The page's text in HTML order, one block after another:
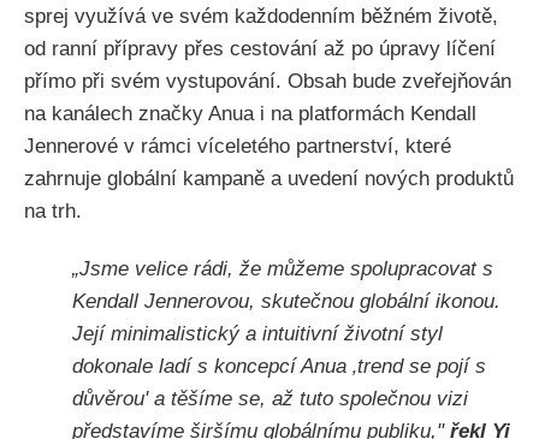
sprej využívá ve svém každodenním běžném životě,
od ranní přípravy přes cestování až po úpravy líčení
přímo při svém vystupování. Obsah bude zveřejňován
na kanálech značky Anua i na platformách Kendall
Jennerové v rámci víceletého partnerství, které
zahrnuje globální kampaně a uvedení nových produktů
na trh.
„Jsme velice rádi, že můžeme spolupracovat s
Kendall Jennerovou, skutečnou globální ikonou.
Její minimalistický a intuitivní životní styl
dokonale ladí s koncepcí Anua ‚trend se pojí s
důvěrou' a těšíme se, až tuto společnou vizi
představíme širšímu globálnímu publiku," řekl Yi